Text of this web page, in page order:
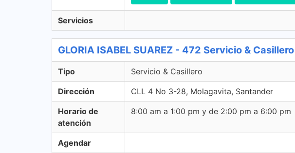
Servicios
GLORIA ISABEL SUAREZ - 472 Servicio & Casillero
Tipo Servicio & Casillero
Dirección CLL 4 No 3-28, Molagavita, Santander
Horario de
atención
8:00 am a 1:00 pm y de 2:00 pm a 6:00 pm
Agendar